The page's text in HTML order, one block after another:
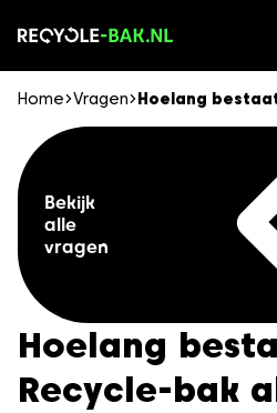
naar
Home Vragen Hoelang
Bekijk
alle
vragen
Hoelang
Recycle-bak